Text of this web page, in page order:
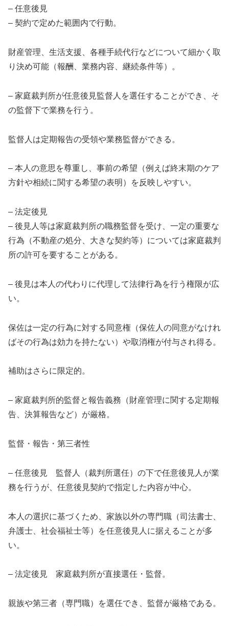
– 任意後見
– 契約で定めた範囲内で行動。
財産管理、生活支援、各種手続代行などについて細かく取
り決め可能（報酬、業務内容、継続条件等）。
– 家庭裁判所が任意後見監督人を選任することができ、そ
の監督下で業務を行う。
監督人は定期報告の受領や業務監督ができる。
– 本人の意思を尊重し、事前の希望（例えば終末期のケア
方針や相続に関する希望の表明）を反映しやすい。
– 法定後見
– 後見人等は家庭裁判所の職務監督を受け、一定の重要な
行為（不動産の処分、大きな契約等）については家庭裁判
所の許可を要することがある。
– 後見は本人の代わりに代理して法律行為を行う権限が広
い。
保佐は一定の行為に対する同意権（保佐人の同意がなけれ
ばその行為は効力を持たない）や取消権が付与され得る。
補助はさらに限定的。
– 家庭裁判所的監督と報告義務（財産管理に関する定期報
告、決算報告など）が厳格。
監督・報告・第三者性
– 任意後見 監督人（裁判所選任）の下で任意後見人が業
務を行うが、任意後見契約で指定した内容が中心。
本人の選択に基づくため、家族以外の専門職（司法書士、
弁護士、社会福祉士等）を任意後見人に据えることが多
い。
– 法定後見 家庭裁判所が直接選任・監督。
親族や第三者（専門職）を選任でき、監督が厳格である。